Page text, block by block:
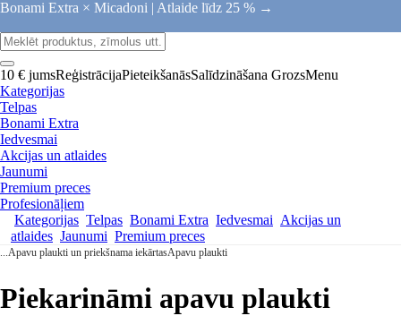
Bonami Extra × Micadoni | Atlaide līdz 25 % →
10 € jumsReģistrācijaPieteikšanāsSalīdzināšana GrozsMenu
Kategorijas
Telpas
Bonami Extra
Iedvesmai
Akcijas un atlaides
Jaunumi
Premium preces
Profesionāļiem
Kategorijas Telpas Bonami Extra Iedvesmai Akcijas un
atlaides Jaunumi Premium preces
...Apavu plaukti un priekšnama iekārtasApavu plaukti
Piekarināmi apavu plaukti